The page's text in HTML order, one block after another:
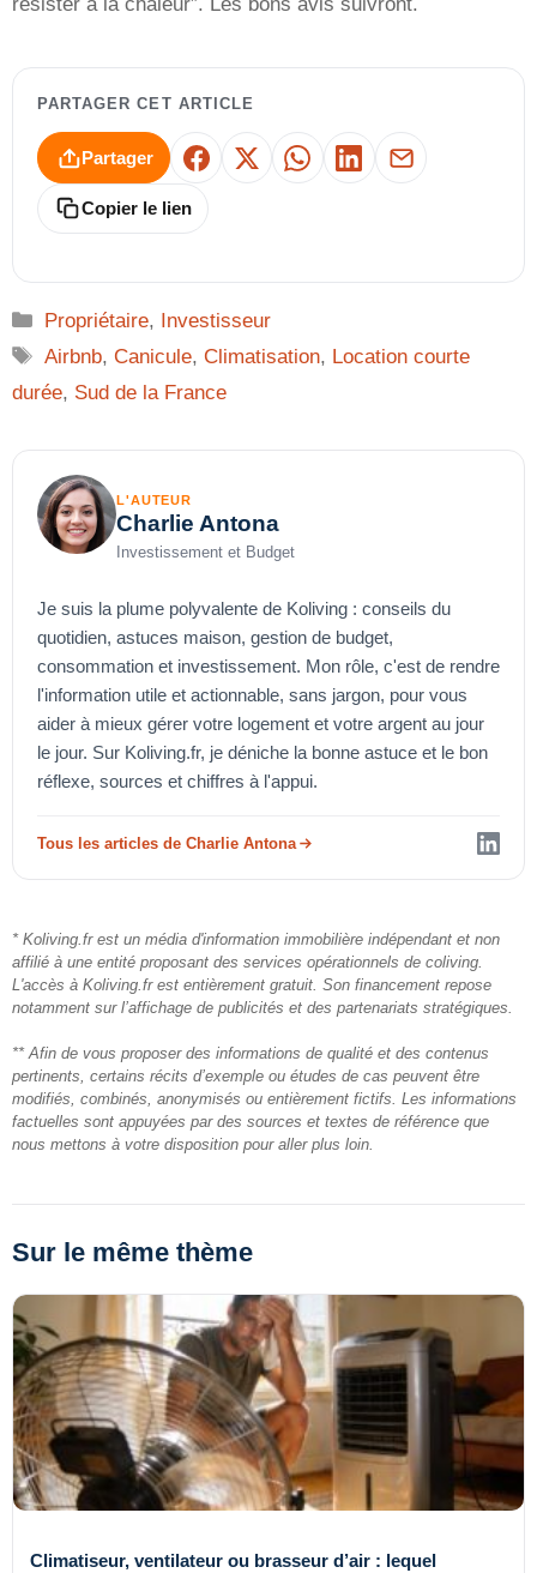
résister à la chaleur”. Les bons avis suivront.
PARTAGER CET ARTICLE
Partager Facebook
X WhatsAppLinkedInE-mail
Copier le lien
Catégories
Propriétaire,
Investisseur
Étiquettes
Airbnb,Canicule,Climatisation, Location courte
durée, Sud de la France
L'AUTEUR
Charlie Antona
Investissement et Budget
Je suis la plume polyvalente de Koliving : conseils du
quotidien, astuces maison, gestion de budget,
consommation et investissement. Mon rôle, c'est de rendre
l'information utile et actionnable, sans jargon, pour vous
aider à mieux gérer votre logement et votre argent au jour
le jour. Sur Koliving.fr, je déniche la bonne astuce et le bon
réflexe, sources et chiffres à l'appui.
Tous les articles de Charlie Antona
* Koliving.fr est un média d'information immobilière indépendant et non
affilié à une entité proposant des services opérationnels de coliving.
L'accès à Koliving.fr est entièrement gratuit. Son financement repose
notamment sur l’affichage de publicités et des partenariats stratégiques.
** Afin de vous proposer des informations de qualité et des contenus
pertinents, certains récits d’exemple ou études de cas peuvent être
modifiés, combinés, anonymisés ou entièrement fictifs. Les informations
factuelles sont appuyées par des sources et textes de référence que
nous mettons à votre disposition pour aller plus loin.
Sur le même thème
Climatiseur, ventilateur ou brasseur d’air : lequel